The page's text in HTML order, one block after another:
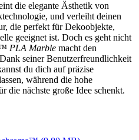
die elegante Ästhetik von
und verleiht deinen
die perfekt für Dekoobjekte,
geeignet ist. Doch es geht nicht
PLA Marble macht den
seiner Benutzerfreundlichkeit
du dich auf präzise
während die hohe
nächste große Idee schenkt.